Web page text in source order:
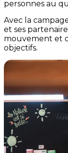
personnes au
Avec la
et ses
mouvement et
objectifs.